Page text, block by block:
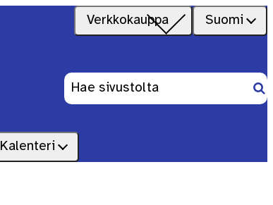
Verkkokauppa Suomi
Kalenteri
Haku: